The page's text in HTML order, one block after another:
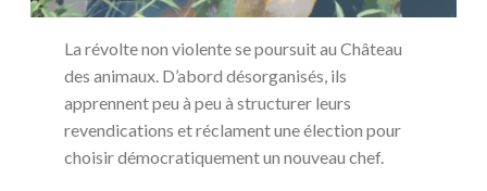
La révolte non violente se poursuit au Château
des animaux. D’abord désorganisés, ils
apprennent peu à peu à structurer leurs
revendications et réclament une élection pour
choisir démocratiquement un nouveau chef.